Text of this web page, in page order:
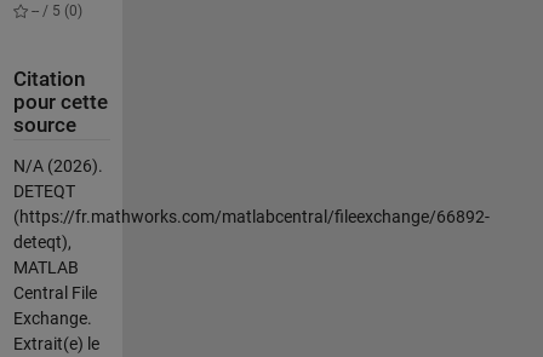
-- / 5 (0)
Citation
pour cette
source
N/A (2026).
DETEQT
(https://fr.mathworks.com/matlabcentral/fileexchange/66892-
deteqt),
MATLAB
Central File
Exchange.
Extrait(e) le